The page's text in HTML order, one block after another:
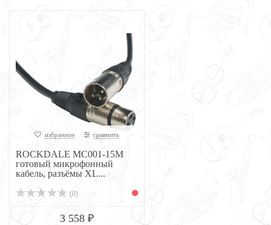
избранное сравнить
ROCKDALE MC001-15M
готовый микрофонный
кабель, разъёмы XL...
(0)
3 558 ₽